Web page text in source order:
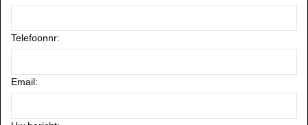
Telefoonnr:
Email: